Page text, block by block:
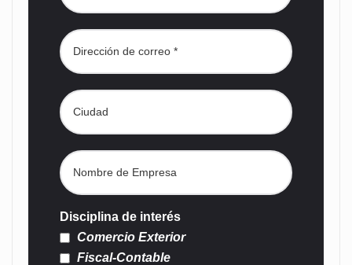
Disciplina de interés
Comercio Exterior
Fiscal-Contable